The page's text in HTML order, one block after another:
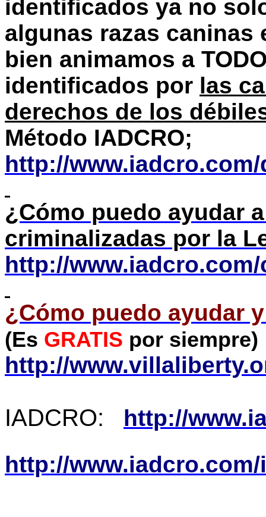
identificados ya no
algunas razas caninas
bien animamos a
identificados por las
derechos de los
Método IADCRO;
http://
¿Cómo puedo ayudar
criminalizadas por la
http://
¿Cómo puedo ayudar
(Es GRATIS por siempre)
http://
IADCRO:
http://
http://